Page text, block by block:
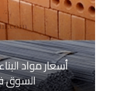
أسعار مواد
السوق في 12